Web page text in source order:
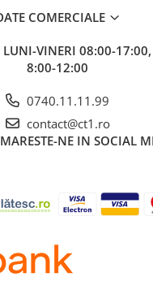
COMERCIALE
LUNI-VINERI 08:00-17:00,
8:00-12:00
0740.11.11.99
contact@ct1.ro
NE IN SOCIAL